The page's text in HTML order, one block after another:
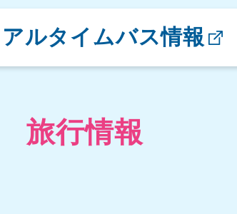
楓櫃斗湖駐車場
翡翠湾駐車場
金山立体駐車場
アルタイムバス情報
旅行情報